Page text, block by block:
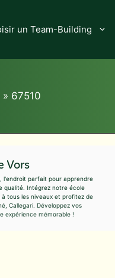
un Team-Building
» 67510
Vors
l'endroit parfait pour apprendre
qualité. Intégrez notre école
tous les niveaux et profitez de
Callegari. Développez vos
expérience mémorable !